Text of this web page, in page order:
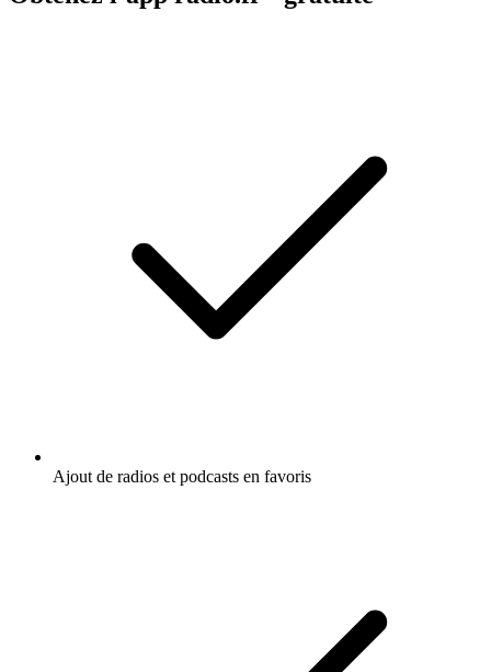
Ajout de radios et podcasts en favoris